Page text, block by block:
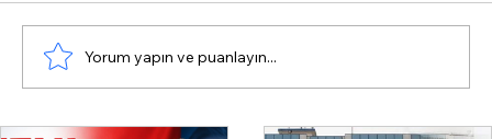
Yorum yapın ve puanlayın...